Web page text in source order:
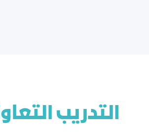
التدريب